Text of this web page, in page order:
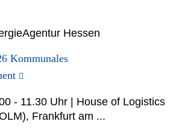
Hessen
Kommunales
- 11.30 Uhr | House of Logistics
Frankfurt am ...